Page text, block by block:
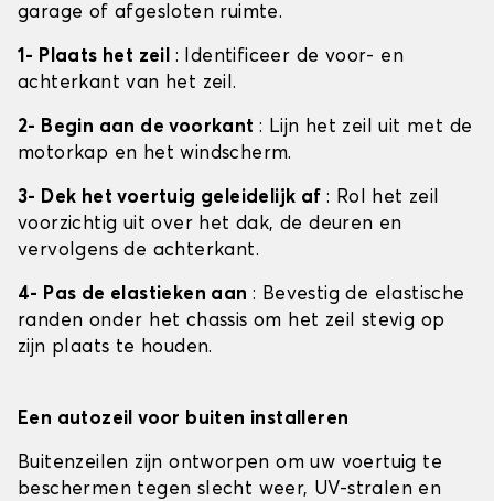
garage of afgesloten ruimte.
1- Plaats het zeil : Identificeer de voor- en
achterkant van het zeil.
2- Begin aan de voorkant : Lijn het zeil uit met de
motorkap en het windscherm.
3- Dek het voertuig geleidelijk af : Rol het zeil
voorzichtig uit over het dak, de deuren en
vervolgens de achterkant.
4- Pas de elastieken aan : Bevestig de elastische
randen onder het chassis om het zeil stevig op
zijn plaats te houden.
Een autozeil voor buiten installeren
Buitenzeilen zijn ontworpen om uw voertuig te
beschermen tegen slecht weer, UV-stralen en